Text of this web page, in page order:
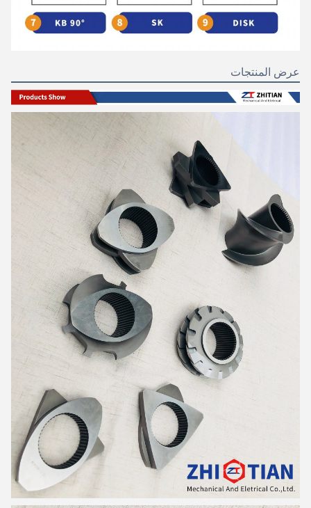
عرض المنتجات